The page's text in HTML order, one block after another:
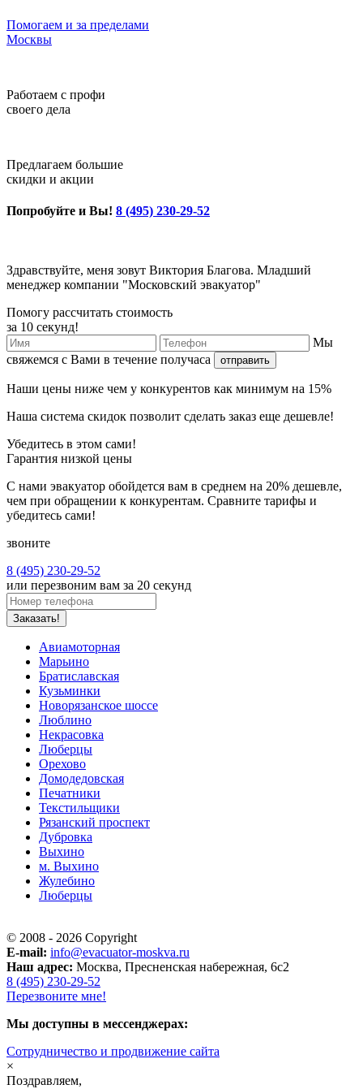
Помогаем и за пределами
Москвы
Работаем с профи
своего дела
Предлагаем большие
скидки и акции
Попробуйте и Вы! 8 (495) 230-29-52
Здравствуйте, меня зовут Виктория Благова. Младший
менеджер компании "Московский эвакуатор"
Помогу рассчитать стоимость
за 10 секунд!
Мы
свяжемся с Вами в течение получаса
отправить
Наши цены ниже чем у конкурентов как минимум на 15%
Наша система скидок позволит сделать заказ еще дешевле!
Убедитесь в этом сами!
Гарантия низкой цены
С нами эвакуатор обойдется вам в среднем на 20% дешевле,
чем при обращении к конкурентам. Сравните тарифы и
убедитесь сами!
звоните
8 (495) 230-29-52
или перезвоним вам за 20 секунд
Заказать!
Авиамоторная
Марьино
Братиславская
Кузьминки
Новорязанское шоссе
Люблино
Некрасовка
Люберцы
Орехово
Домодедовская
Печатники
Текстильщики
Рязанский проспект
Дубровка
Выхино
м. Выхино
Жулебино
Люберцы
© 2008 - 2026 Copyright
E-mail: info@evacuator-moskva.ru
Наш адрес: Москва, Пресненская набережная, 6с2
8 (495) 230-29-52
Перезвоните мне!
Мы доступны в мессенджерах:
Cотрудничество и продвижение сайта
×
Поздравляем,